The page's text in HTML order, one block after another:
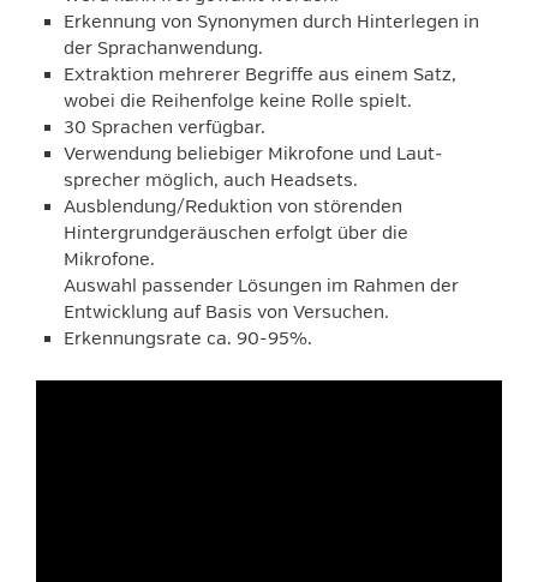
Erkennung von Synonymen durch Hinterlegen in
der Sprachanwendung.
Extraktion mehrerer Begriffe aus einem Satz,
wobei die Reihenfolge keine Rolle spielt.
30 Sprachen verfügbar.
Verwendung beliebiger Mikrofone und Laut­
sprecher möglich, auch Headsets.
Ausblendung/Reduktion von störenden
Hintergrundgeräuschen erfolgt über die
Mikrofone.
Auswahl passender Lösungen im Rahmen der
Entwicklung auf Basis von Versuchen.
Erkennungsrate ca. 90-95%.